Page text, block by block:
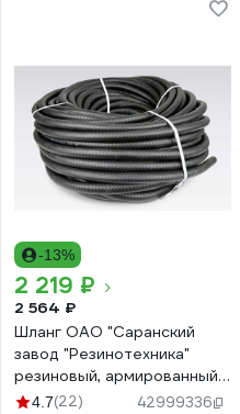
-13%
2 219 ₽
2 564 ₽
Шланг ОАО "Саранский
завод "Резинотехника"
резиновый, армированный,
д. 18мм 4 Атм СзРТ (рукав)
4.7(22) 42999336